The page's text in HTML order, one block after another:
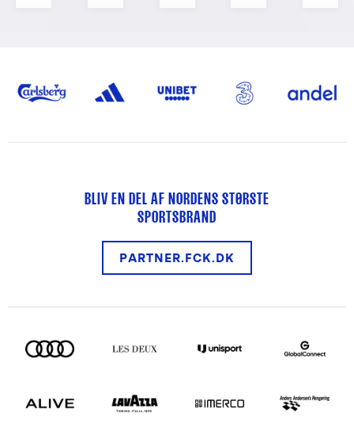
BLIV EN DEL AF NORDENS STØRSTE
SPORTSBRAND
PARTNER.FCK.DK